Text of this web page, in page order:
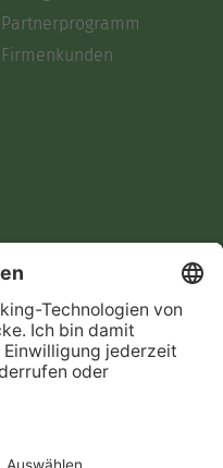
Partnerprogramm
Firmenkunden